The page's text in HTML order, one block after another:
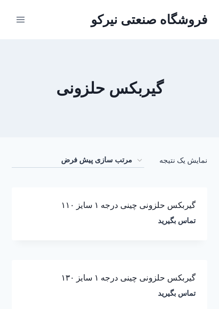
فروشگاه صنعتی نیرکو
گیربکس حلزونی
نمایش یک نتیجه
گیربکس حلزونی چینی درجه ۱ سایز ۱۱۰
تماس بگیرید
گیربکس حلزونی چینی درجه ۱ سایز ۱۳۰
تماس بگیرید